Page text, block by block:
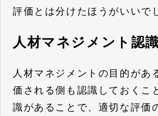
評価とは分けたほうがいいで
人材マネジメント認
人材マネジメントの目的があ
価される側も認識しておくこ
識があることで、適切な評価